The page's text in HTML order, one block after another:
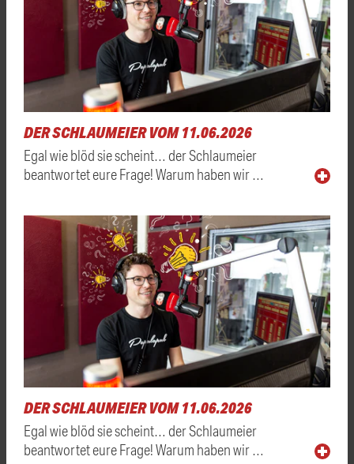
DER SCHLAUMEIER VOM 11.06.2026
Egal wie blöd sie scheint… der Schlaumeier
beantwortet eure Frage! Warum haben wir …
DER SCHLAUMEIER VOM 11.06.2026
Egal wie blöd sie scheint… der Schlaumeier
beantwortet eure Frage! Warum haben wir …